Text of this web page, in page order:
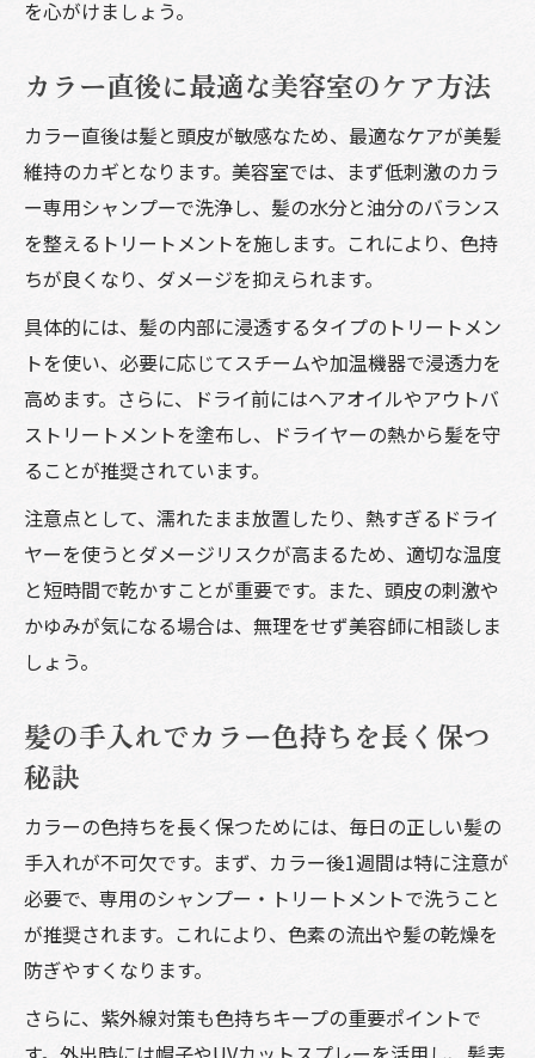
を心がけましょう。
カラー直後に最適な美容室のケア方法
カラー直後は髪と頭皮が敏感なため、最適なケアが美髪
維持のカギとなります。美容室では、まず低刺激のカラ
ー専用シャンプーで洗浄し、髪の水分と油分のバランス
を整えるトリートメントを施します。これにより、色持
ちが良くなり、ダメージを抑えられます。
具体的には、髪の内部に浸透するタイプのトリートメン
トを使い、必要に応じてスチームや加温機器で浸透力を
高めます。さらに、ドライ前にはヘアオイルやアウトバ
ストリートメントを塗布し、ドライヤーの熱から髪を守
ることが推奨されています。
注意点として、濡れたまま放置したり、熱すぎるドライ
ヤーを使うとダメージリスクが高まるため、適切な温度
と短時間で乾かすことが重要です。また、頭皮の刺激や
かゆみが気になる場合は、無理をせず美容師に相談しま
しょう。
髪の手入れでカラー色持ちを長く保つ
秘訣
カラーの色持ちを長く保つためには、毎日の正しい髪の
手入れが不可欠です。まず、カラー後1週間は特に注意が
必要で、専用のシャンプー・トリートメントで洗うこと
が推奨されます。これにより、色素の流出や髪の乾燥を
防ぎやすくなります。
さらに、紫外線対策も色持ちキープの重要ポイントで